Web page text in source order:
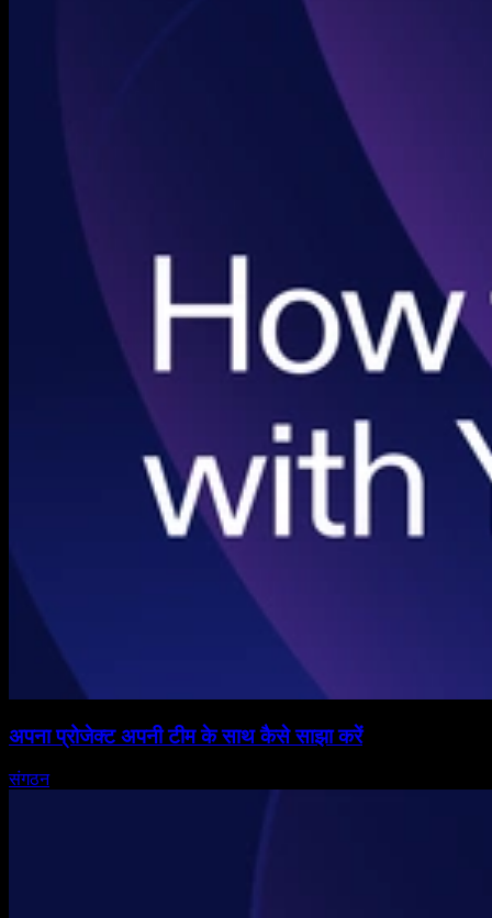
अपना प्रोजेक्ट अपनी टीम के साथ कैसे साझा करें
संगठन